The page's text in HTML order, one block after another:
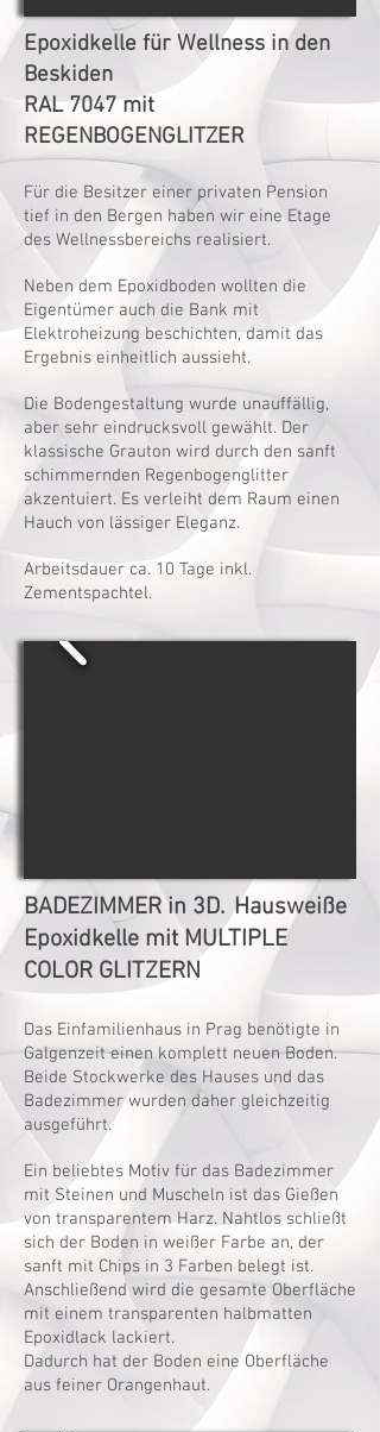
Epoxidkelle für Wellness in den
Beskiden
RAL 7047 mit
REGENBOGENGLITZER
Für die Besitzer einer privaten Pension
tief in den Bergen haben wir eine Etage
des Wellnessbereichs realisiert.
Neben dem Epoxidboden wollten die
Eigentümer auch die Bank mit
Elektroheizung beschichten, damit das
Ergebnis einheitlich aussieht.
Die Bodengestaltung wurde unauffällig,
aber sehr eindrucksvoll gewählt. Der
klassische Grauton wird durch den sanft
schimmernden Regenbogenglitter
akzentuiert. Es verleiht dem Raum einen
Hauch von lässiger Eleganz.
Arbeitsdauer ca. 10 Tage inkl.
Zementspachtel.
BADEZIMMER in 3D. Hausweiße
Epoxidkelle mit MULTIPLE
COLOR GLITZERN
Das Einfamilienhaus in Prag benötigte in
Galgenzeit einen komplett neuen Boden.
Beide Stockwerke des Hauses und das
Badezimmer wurden daher gleichzeitig
ausgeführt.
Ein beliebtes Motiv für das Badezimmer
mit Steinen und Muscheln ist das Gießen
von transparentem Harz. Nahtlos schließt
sich der Boden in weißer Farbe an, der
sanft mit Chips in 3 Farben belegt ist.
Anschließend wird die gesamte Oberfläche
mit einem transparenten halbmatten
Epoxidlack lackiert.
Dadurch hat der Boden eine Oberfläche
aus feiner Orangenhaut.